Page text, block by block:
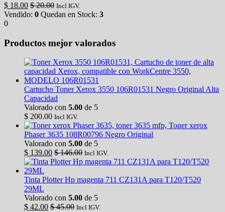
$ 18.00 $20.00 Incl IGV.
Vendido: 0 Quedan en Stock: 3
0
Productos mejor valorados
Cartucho Toner Xerox 3550 106R01531 Negro Original Alta
Capacidad
Valorado con 5.00 de 5
$ 200.00 Incl IGV.
Toner xerox
Phaser 3635 108R00796 Negro Original
Valorado con 5.00 de 5
$ 139.00 $146.00 Incl IGV.
Tinta Plotter Hp magenta 711 CZ131A para T120/T520
29ML
Valorado con 5.00 de 5
$ 42.00 $45.00 Incl IGV.